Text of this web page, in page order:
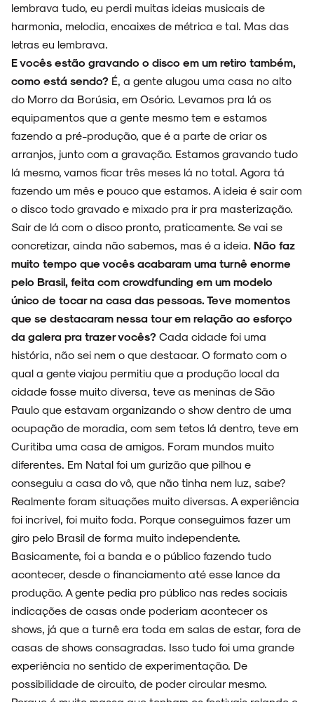
lembrava tudo, eu perdi muitas ideias musicais de
harmonia, melodia, encaixes de métrica e tal. Mas das
letras eu lembrava.
E vocês estão gravando o disco em um retiro também,
como está sendo? É, a gente alugou uma casa no alto
do Morro da Borúsia, em Osório. Levamos pra lá os
equipamentos que a gente mesmo tem e estamos
fazendo a pré-produção, que é a parte de criar os
arranjos, junto com a gravação. Estamos gravando tudo
lá mesmo, vamos ficar três meses lá no total. Agora tá
fazendo um mês e pouco que estamos. A ideia é sair com
o disco todo gravado e mixado pra ir pra masterização.
Sair de lá com o disco pronto, praticamente. Se vai se
concretizar, ainda não sabemos, mas é a ideia. Não faz
muito tempo que vocês acabaram uma turnê enorme
pelo Brasil, feita com crowdfunding em um modelo
único de tocar na casa das pessoas. Teve momentos
que se destacaram nessa tour em relação ao esforço
da galera pra trazer vocês? Cada cidade foi uma
história, não sei nem o que destacar. O formato com o
qual a gente viajou permitiu que a produção local da
cidade fosse muito diversa, teve as meninas de São
Paulo que estavam organizando o show dentro de uma
ocupação de moradia, com sem tetos lá dentro, teve em
Curitiba uma casa de amigos. Foram mundos muito
diferentes. Em Natal foi um gurizão que pilhou e
conseguiu a casa do vô, que não tinha nem luz, sabe?
Realmente foram situações muito diversas. A experiência
foi incrível, foi muito foda. Porque conseguimos fazer um
giro pelo Brasil de forma muito independente.
Basicamente, foi a banda e o público fazendo tudo
acontecer, desde o financiamento até esse lance da
produção. A gente pedia pro público nas redes sociais
indicações de casas onde poderiam acontecer os
shows, já que a turnê era toda em salas de estar, fora de
casas de shows consagradas. Isso tudo foi uma grande
experiência no sentido de experimentação. De
possibilidade de circuito, de poder circular mesmo.